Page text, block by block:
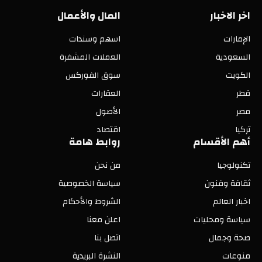
اخر الاخبار
الإمارات
السعودية
الكويت
قطر
مصر
تركيا
المال والأعمال
اسهم وسندات
العملات المشفرة
سوق الفوركس
العقارات
الأصول
اقتصاد
أهم الأقسام
تكنولوجيا
ثقافة وفنون
اخبار العالم
سياسة ومحليات
صحة وجمال
منوعات
روابط هامة
من نحن
سياسة الخصوصية
الشروط والأحكام
اعلن معنا
اتصل بنا
النشرة البريدية